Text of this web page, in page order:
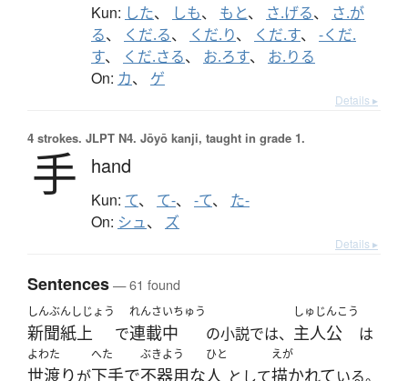
Kun: した、 しも、 もと、 さ.げる、 さ.が
る、 くだ.る、 くだ.り、 くだ.す、 -くだ.
す、 くだ.さる、 お.ろす、 お.りる
On: カ、 ゲ
Details ▸
4 strokes. JLPT N4. Jōyō kanji, taught in grade 1.
手 hand
Kun: て、 て-、 -て、 た-
On: シュ、 ズ
Details ▸
Sentences— 61 found
しんぶんしじょう
新聞紙上 で
れんさいちゅう
連載中 の小説では、
しゅじんこう
主人公 は
よわた
世渡りが
へた
下手で
ぶきよう
不器用な
ひと
人 として
えが
描かれている。